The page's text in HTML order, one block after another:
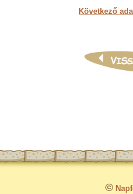
Következő
©